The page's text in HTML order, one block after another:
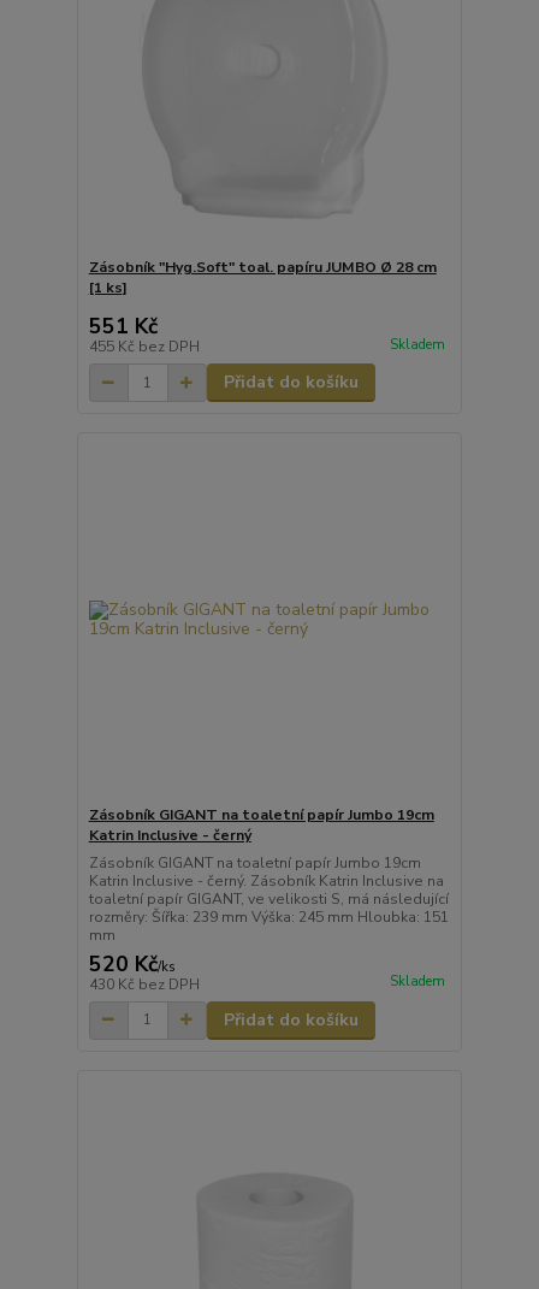
Zásobník "Hyg.Soft" toal. papíru JUMBO Ø 28 cm
[1 ks]
551 Kč
455 Kč bez DPH Skladem
Přidat do košíku
Zásobník GIGANT na toaletní papír Jumbo 19cm
Katrin Inclusive - černý
Zásobník GIGANT na toaletní papír Jumbo 19cm
Katrin Inclusive - černý. Zásobník Katrin Inclusive na
toaletní papír GIGANT, ve velikosti S, má následující
rozměry: Šířka: 239 mm Výška: 245 mm Hloubka: 151
mm
520 Kč/ks
430 Kč bez DPH Skladem
Přidat do košíku